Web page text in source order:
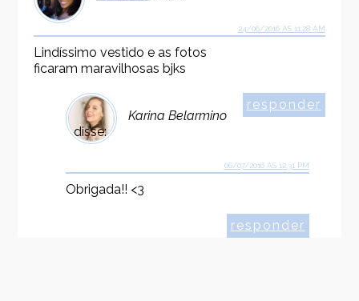
24/06/2016 ÀS 11:28 AM
Lindíssimo vestido e as fotos
ficaram maravilhosas bjks
responder
Karina Belarmino
disse:
06/07/2016 ÀS 12:31 PM
Obrigada!! <3
responder